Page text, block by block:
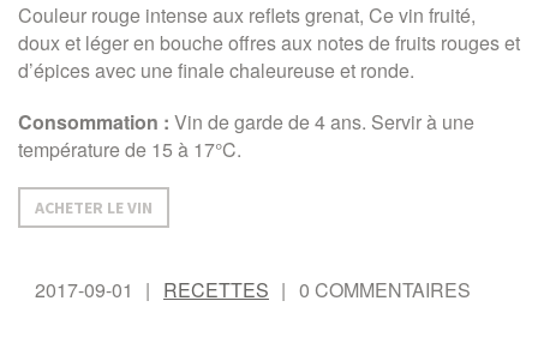
Couleur rouge intense aux reflets grenat, Ce vin fruité,
doux et léger en bouche offres aux notes de fruits rouges et
d’épices avec une finale chaleureuse et ronde.
Consommation : Vin de garde de 4 ans. Servir à une
température de 15 à 17°C.
ACHETER LE VIN
2017-09-01 RECETTES 0 COMMENTAIRES